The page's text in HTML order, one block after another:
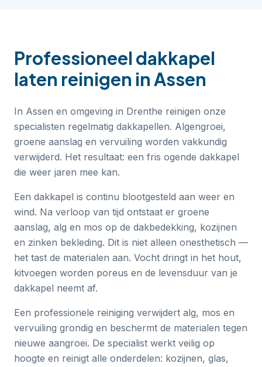
Professioneel dakkapel
laten reinigen inAssen
In Assen en omgeving in Drenthe reinigen onze
specialisten regelmatig dakkapellen. Algengroei,
groene aanslag en vervuiling worden vakkundig
verwijderd. Het resultaat: een fris ogende dakkapel
die weer jaren mee kan.
Een dakkapel is continu blootgesteld aan weer en
wind. Na verloop van tijd ontstaat er groene
aanslag, alg en mos op de dakbedekking, kozijnen
en zinken bekleding. Dit is niet alleen onesthetisch —
het tast de materialen aan. Vocht dringt in het hout,
kitvoegen worden poreus en de levensduur van je
dakkapel neemt af.
Een professionele reiniging verwijdert alg, mos en
vervuiling grondig en beschermt de materialen tegen
nieuwe aangroei. De specialist werkt veilig op
hoogte en reinigt alle onderdelen: kozijnen, glas,